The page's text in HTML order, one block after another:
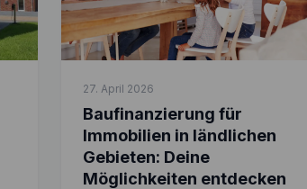
27. April 2026
Baufinanzierung für
Immobilien in ländlichen
Gebieten: Deine
Möglichkeiten entdecken